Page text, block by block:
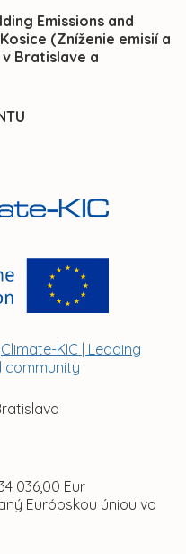
Emissions and
(Zníženie emisií a
Bratislave a
Climate-KIC | Leading
community
036,00 Eur
Európskou úniou vo